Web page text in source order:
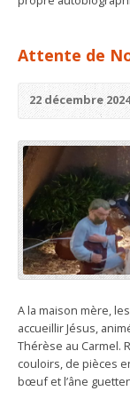
Attente de
22 décembre 2024
A la maison mère,
accueillir Jésus,
Thérèse au Carmel.
couloirs, de pièces
bœuf et l’âne